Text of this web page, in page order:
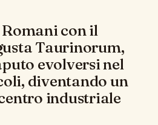
con il
Taurinorum,
evolversi nel
diventando un
industriale